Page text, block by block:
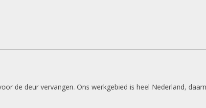
de deur vervangen. Ons werkgebied is heel Nederland,